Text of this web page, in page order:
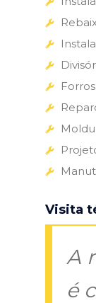
Visita
A
é